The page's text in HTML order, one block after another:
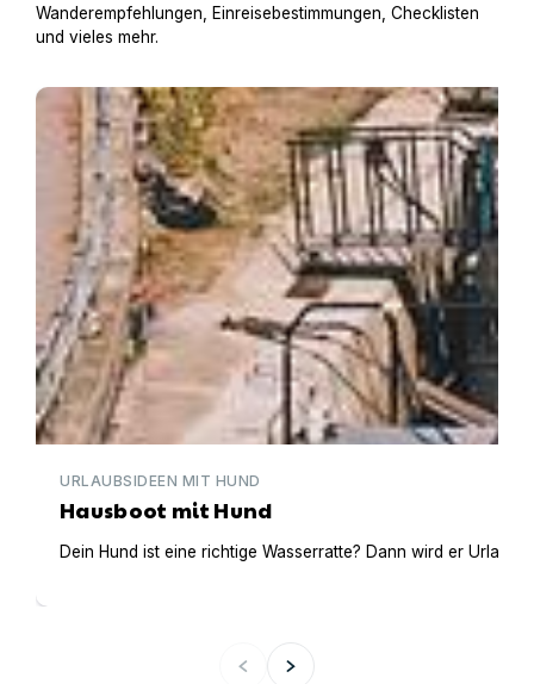
Wanderempfehlungen, Einreisebestimmungen, Checklisten
und vieles mehr.
Hausboot mit Hund
URLAUBSIDEEN MIT HUND
Hausboot mit Hund
Dein Hund ist eine richtige Wasserratte? Dann wird er